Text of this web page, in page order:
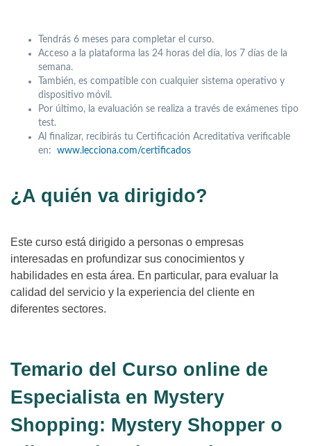
Tendrás 6 meses para completar el curso.
Acceso a la plataforma las 24 horas del día, los 7 días de la
semana.
También, es compatible con cualquier sistema operativo y
dispositivo móvil.
Por último, la evaluación se realiza a través de exámenes tipo
test.
Al finalizar, recibirás tu Certificación Acreditativa verificable
en: www.lecciona.com/certificados
¿A quién va dirigido?
Este curso está dirigido a personas o empresas
interesadas en profundizar sus conocimientos y
habilidades en esta área. En particular, para evaluar la
calidad del servicio y la experiencia del cliente en
diferentes sectores.
Temario del Curso online de
Especialista en Mystery
Shopping: Mystery Shopper o